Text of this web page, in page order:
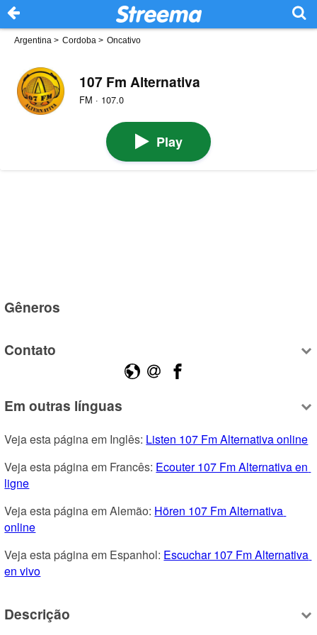
Argentina > Cordoba > Oncativo
107 Fm Alternativa
FM · 107.0
Play
Gêneros
Contato
Em outras línguas
Veja esta página em Inglês: Listen 107 Fm Alternativa online
Veja esta página em Francês: Ecouter 107 Fm Alternativa en
ligne
Veja esta página em Alemão: Hören 107 Fm Alternativa
online
Veja esta página em Espanhol: Escuchar 107 Fm Alternativa
en vivo
Descrição